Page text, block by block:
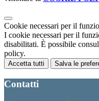
Cookie necessari per il
I cookie necessari per il
disabilitati. È possibile
policy.
Accetta tutti Salva le
Contatti